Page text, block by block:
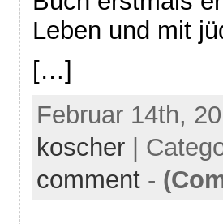
Leben und mit
[…]
Februar 14th,
koscher |
comment -